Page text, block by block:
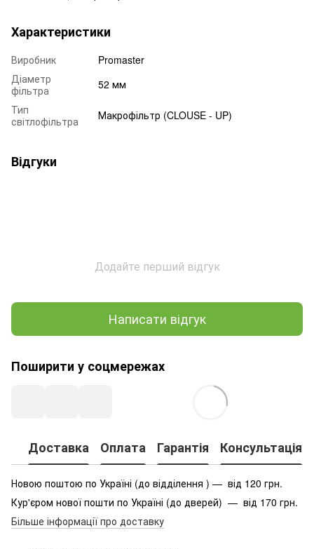
Характеристики
Виробник
Promaster
Діаметр
фільтра
52 мм
Тип
світлофільтра
Макрофільтр (CLOUSE - UP)
Відгуки
Додайте перший відгук
Написати відгук
Поширити у соцмережах
Доставка Оплата Гарантія Консультація
Новою поштою по Україні (до відділення ) — від 120 грн.
Кур'єром нової пошти по Україні (до дверей) — від 170 грн.
Більше інформації про доставку